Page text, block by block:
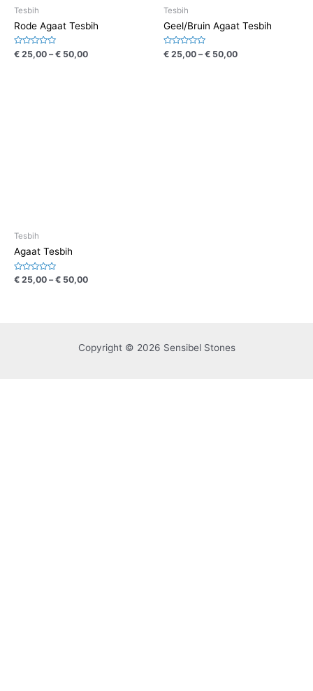
Tesbih
Rode Agaat Tesbih
Waardering
0
€ 25,00 –€ 50,00
Tesbih
Geel/Bruin Agaat Tesbih
Waardering
0
€ 25,00 –€ 50,00
Tesbih
Agaat Tesbih
Waardering
€ 25,00 –€ 50,00
Copyright © 2026 Sensibel Stones